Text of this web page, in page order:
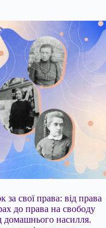
за свої права: від права
до права на свободу
домашнього насилля.